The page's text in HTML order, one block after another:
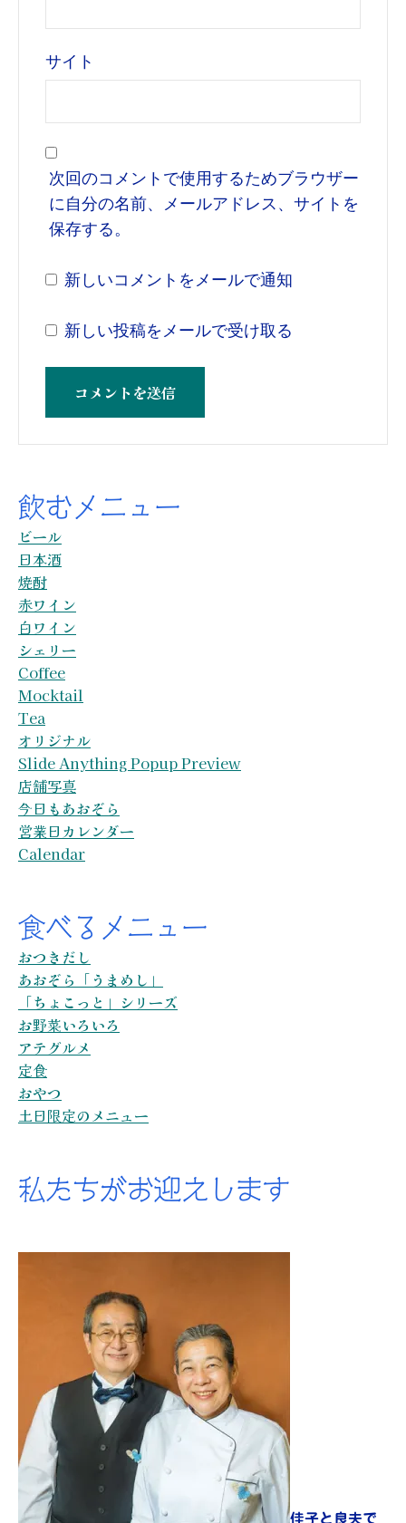
サイト
次回のコメントで使用するためブラウザー
に自分の名前、メールアドレス、サイトを
保存する。
新しいコメントをメールで通知
新しい投稿をメールで受け取る
飲むメニュー
ビール
日本酒
焼酎
赤ワイン
白ワイン
シェリー
Coffee
Mocktail
Tea
オリジナル
Slide Anything Popup Preview
店舗写真
今日もあおぞら
営業日カレンダー
Calendar
食べるメニュー
おつきだし
あおぞら「うまめし」
「ちょこっと」シリーズ
お野菜いろいろ
アテグルメ
定食
おやつ
土日限定のメニュー
私たちがお迎えします
佳子と良夫で